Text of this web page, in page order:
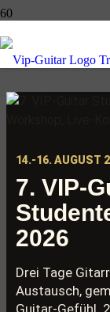
14.-16. AUGUST
7. VIP-
2026
Drei Tage
Austausch,
Guitar-Gefühl.